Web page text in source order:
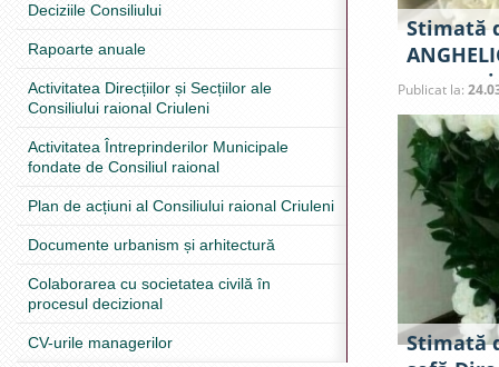
Deciziile Consiliului
Rapoarte anuale
Activitatea Direcțiilor și Secțiilor ale
Consiliului raional Criuleni
Activitatea Întreprinderilor Municipale
fondate de Consiliul raional
Plan de acțiuni al Consiliului raional Criuleni
Documente urbanism și arhitectură
Colaborarea cu societatea civilă în
procesul decizional
CV-urile managerilor
Stimată
Publicat la:
Stimată